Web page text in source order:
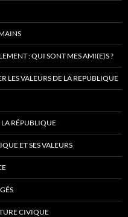
: QUI SONT MES AMI(E)S ?
LES VALEURS DE LA REPUBLIQUE
LA RÉPUBLIQUE
ET SES VALEURS
CIVIQUE